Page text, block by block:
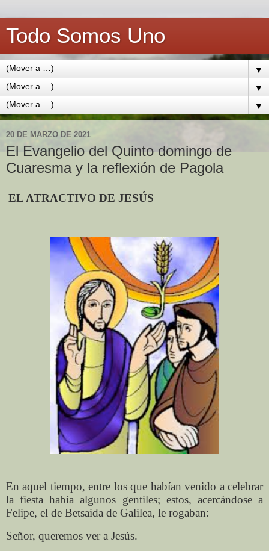
Todo Somos Uno
▼
▼
▼
20 DE MARZO DE 2021
El Evangelio del Quinto domingo de
Cuaresma y la reflexión de Pagola
EL ATRACTIVO DE JESÚS
En aquel tiempo, entre los que habían venido a celebrar
la fiesta había algunos gentiles; estos, acercándose a
Felipe, el de Betsaida de Galilea, le rogaban:
Señor, queremos ver a Jesús.